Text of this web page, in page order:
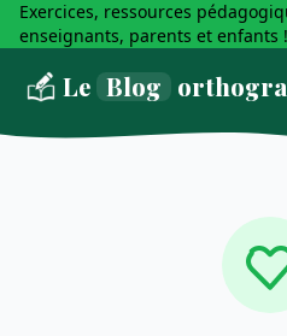
Exercices, ressources
enseignants, parents et enfants !
Le Blog